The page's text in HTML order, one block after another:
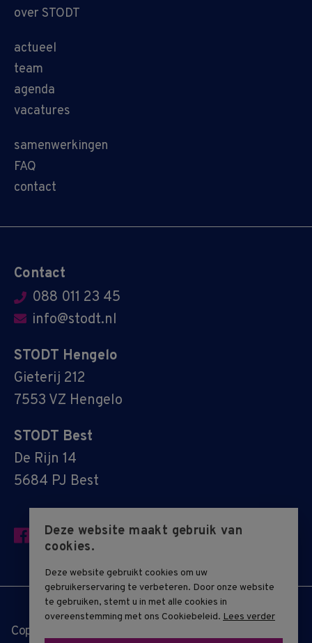
over STODT
actueel
team
agenda
vacatures
samenwerkingen
FAQ
contact
Contact
088 011 23 45
info@stodt.nl
STODT Hengelo
Gieterij 212
7553 VZ Hengelo
STODT Best
De Rijn 14
5684 PJ Best
Copyright © 2019 - 2026 STODT
Deze website maakt gebruik van
cookies.
Deze website gebruikt cookies om uw
gebruikerservaring te verbeteren. Door onze website
te gebruiken, stemt u in met alle cookies in
overeenstemming met ons Cookiebeleid. Lees verder